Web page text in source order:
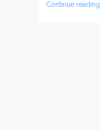
Continue reading